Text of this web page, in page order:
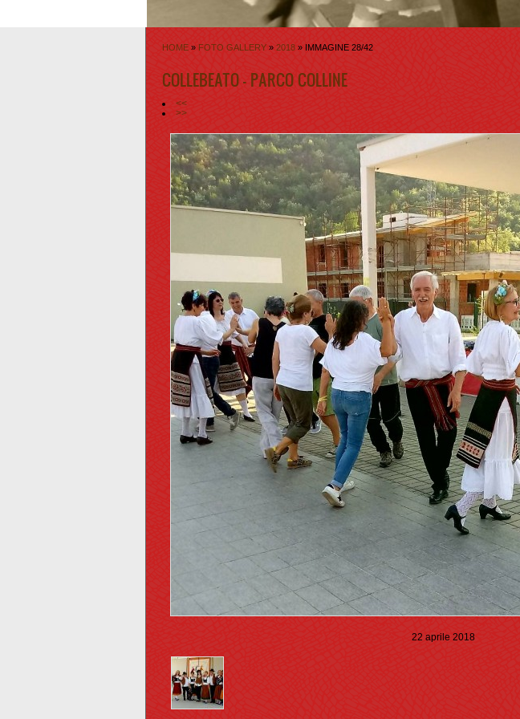
HOME » FOTO GALLERY » 2018 » IMMAGINE 28/42
COLLEBEATO - PARCO COLLINE
<<
>>
22 aprile 2018